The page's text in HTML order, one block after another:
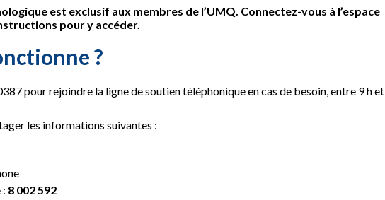
est exclusif aux membres de l’UMQ. Connectez-vous à l’espace
pour y accéder.
?
pour rejoindre la ligne de soutien téléphonique en cas de besoin, entre 9 h et
les informations suivantes :
8 002 592